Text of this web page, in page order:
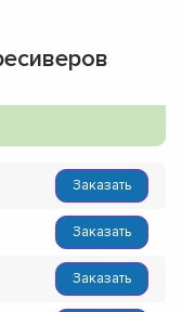
Заказать
Заказать
Заказать